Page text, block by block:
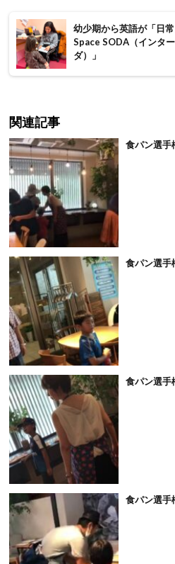
幼少期から英語が「日
Space SODA（インタ
ダ）」
関連記事
食パン選手
食パン選手
食パン選手
食パン選手